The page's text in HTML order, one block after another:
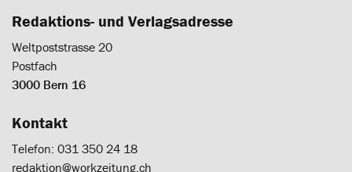
Redaktions- und Verlagsadresse
Weltpoststrasse 20
Postfach
3000 Bern 16
Kontakt
Telefon: 031 350 24 18
redaktion@workzeitung.ch